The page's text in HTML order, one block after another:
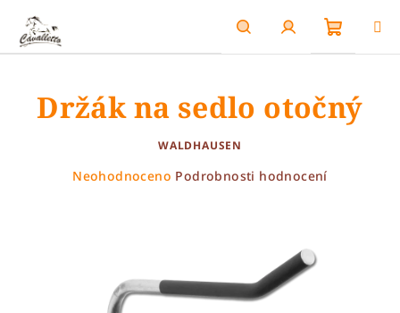
obsah
HledatPřihlášení
košík
Držák na sedlo otočný
WALDHAUSEN
Průměrné
hvězdiček.
Neohodnoceno Podrobnosti hodnocení